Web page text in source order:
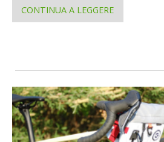
CONTINUA A LEGGERE